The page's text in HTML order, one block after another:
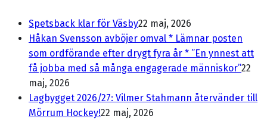
Spetsback klar för Väsby22 maj, 2026
Håkan Svensson avböjer omval * Lämnar posten
som ordförande efter drygt fyra år * ”En ynnest att
få jobba med så många engagerade människor”22
maj, 2026
Lagbygget 2026/27: Vilmer Stahmann återvänder till
Mörrum Hockey!22 maj, 2026